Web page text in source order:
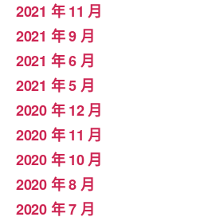
2021 年 11 月
2021 年 9 月
2021 年 6 月
2021 年 5 月
2020 年 12 月
2020 年 11 月
2020 年 10 月
2020 年 8 月
2020 年 7 月